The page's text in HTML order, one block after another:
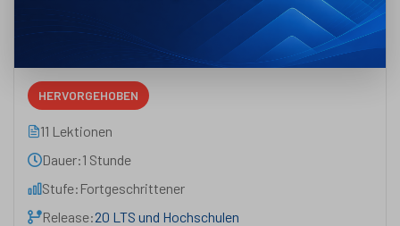
HERVORGEHOBEN
11 Lektionen
Dauer:1 Stunde
Stufe: Fortgeschrittener
Release:20 LTS und Hochschulen